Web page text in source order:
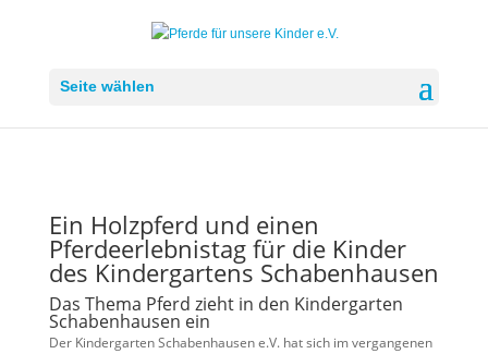
Seite wählen
Ein Holzpferd und einen
Pferdeerlebnistag für die Kinder
des Kindergartens Schabenhausen
Das Thema Pferd zieht in den Kindergarten
Schabenhausen ein
Der Kindergarten Schabenhausen e.V. hat sich im vergangenen